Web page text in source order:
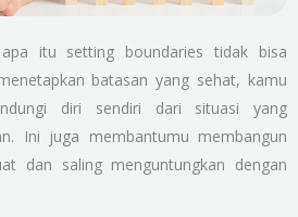
itu setting boundaries tidak bisa
batasan yang sehat, kamu
diri sendiri dari situasi yang
Ini juga membantumu membangun
dan saling menguntungkan dengan